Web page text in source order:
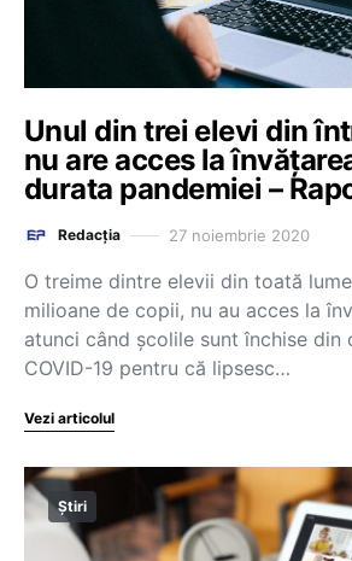
Unul din trei elevi din
nu are acces la
durata pandemiei –
Redacția 27 noiembrie 2020
O treime dintre elevii din toată
milioane de copii, nu au acces la
atunci când școlile sunt închise din
COVID-19 pentru că lipsesc…
Vezi articolul
Știri